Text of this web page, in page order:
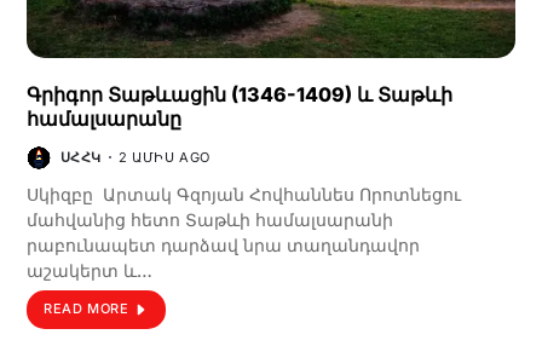
Գրիգոր Տաթևացին (1346-1409) և Տաթևի
համալսարանը
ՍՀՀԿ 2 ԱՄԻՍ AGO
Սկիզբը Արտակ Գզոյան Հովհաննես Որոտնեցու
մահվանից հետո Տաթևի համալսարանի
րաբունապետ դարձավ նրա տաղանդավոր
աշակերտ և…
READ MORE